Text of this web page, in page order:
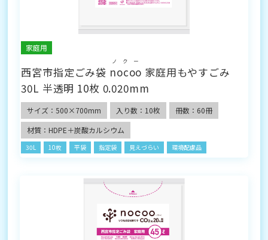
家庭用
西宮市指定ごみ袋 nocoo
ノクー
家庭用もやすごみ
30L 半透明 10枚 0.020mm
サイズ：500×700mm 入り数：10枚
冊数：60冊
材質：HDPE＋炭酸カルシウム
30L 10枚 平袋 指定袋 見えづらい 環境配慮品